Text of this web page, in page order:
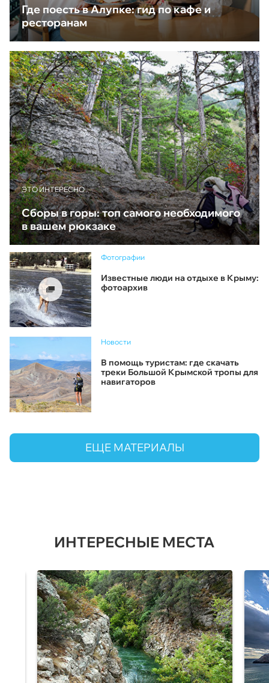
Где поесть в Алупке: гид по кафе и
ресторанам
ЭТО ИНТЕРЕСНО
Сборы в горы: топ самого необходимого
в вашем рюкзаке
Фотографии
Известные люди на отдыхе в Крыму:
фотоархив
Новости
В помощь туристам: где скачать
треки Большой Крымской тропы для
навигаторов
ЕЩЕ МАТЕРИАЛЫ
ИНТЕРЕСНЫЕ МЕСТА